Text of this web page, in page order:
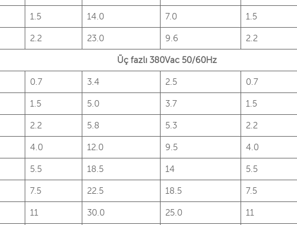
1.5 14.0 7.0 1.5
2.2 23.0 9.6 2.2
Üç fazlı 380Vac 50/60Hz
0.7 3.4 2.5 0.7
1.5 5.0 3.7 1.5
2.2 5.8 5.3 2.2
4.0 12.0 9.5 4.0
5.5 18.5 14 5.5
7.5 22.5 18.5 7.5
11 30.0 25.0 11